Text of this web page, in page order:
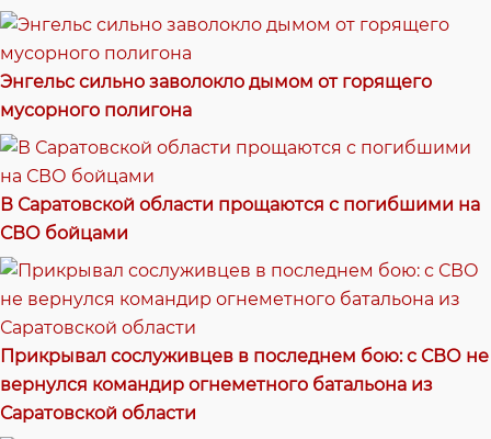
Энгельс сильно заволокло дымом от горящего
мусорного полигона
В Саратовской области прощаются с погибшими на
СВО бойцами
Прикрывал сослуживцев в последнем бою: с СВО не
вернулся командир огнеметного батальона из
Саратовской области